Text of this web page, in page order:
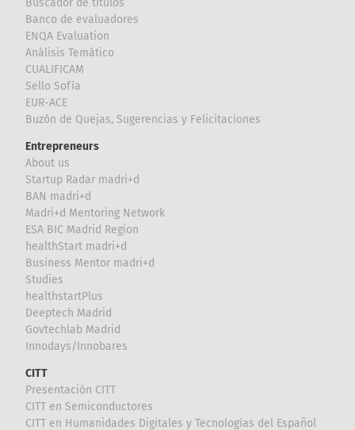
Buscador de títulos
Banco de evaluadores
ENQA Evaluation
Análisis Temático
CUALIFICAM
Sello Sofía
EUR-ACE
Buzón de Quejas, Sugerencias y Felicitaciones
Entrepreneurs
About us
Startup Radar madri+d
BAN madri+d
Madri+d Mentoring Network
ESA BIC Madrid Region
healthStart madri+d
Business Mentor madri+d
Studies
healthstartPlus
Deeptech Madrid
Govtechlab Madrid
Innodays/Innobares
CITT
Presentación CITT
CITT en Semiconductores
CITT en Humanidades Digitales y Tecnologías del Español